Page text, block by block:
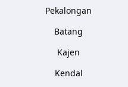
Pekalongan
Batang
Kajen
Kendal